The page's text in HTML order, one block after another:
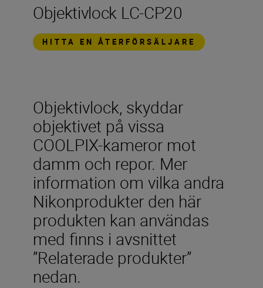
Objektivlock LC-CP20
HITTA EN ÅTERFÖRSÄLJARE
Objektivlock, skyddar
objektivet på vissa
COOLPIX-kameror mot
damm och repor. Mer
information om vilka andra
Nikonprodukter den här
produkten kan användas
med finns i avsnittet
”Relaterade produkter”
nedan.